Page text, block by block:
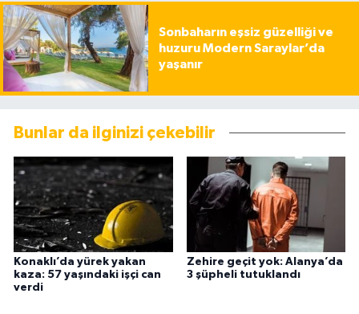
Sonbaharın eşsiz güzelliği ve
huzuru Modern Saraylar’da
yaşanır
Bunlar da ilginizi çekebilir
Konaklı’da yürek yakan
kaza: 57 yaşındaki işçi can
verdi
Zehire geçit yok: Alanya’da
3 şüpheli tutuklandı